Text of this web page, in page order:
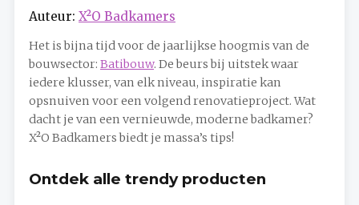
Auteur: X²O Badkamers
Het is bijna tijd voor de jaarlijkse hoogmis van de
bouwsector: Batibouw. De beurs bij uitstek waar
iedere klusser, van elk niveau, inspiratie kan
opsnuiven voor een volgend renovatieproject. Wat
dacht je van een vernieuwde, moderne badkamer?
X²O Badkamers biedt je massa’s tips!
Ontdek alle trendy producten